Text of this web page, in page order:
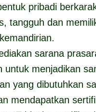
pribadi
tangguh dan
sarana
untuk menjadikan
yang dibutuhkan
mendapatkan